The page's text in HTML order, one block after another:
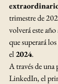
trimestre de
volverá este
que superará
el 2024.
A través de
LinkedIn, el